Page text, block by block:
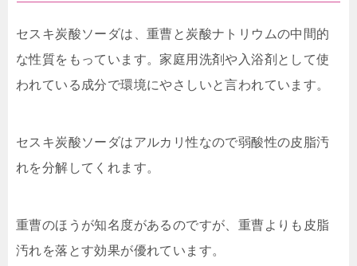
セスキ炭酸ソーダは、重曹と炭酸ナトリウムの中間的
な性質をもっています。家庭用洗剤や入浴剤として使
われている成分で環境にやさしいと言われています。
セスキ炭酸ソーダはアルカリ性なので弱酸性の皮脂汚
れを分解してくれます。
重曹のほうが知名度があるのですが、重曹よりも皮脂
汚れを落とす効果が優れています。